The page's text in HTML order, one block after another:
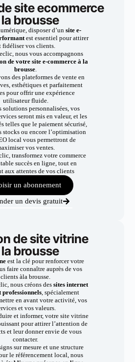
site ecommerce
brousse
disposer d’un site e-
est essentiel pour attirer
fidéliser vos clients.
nous vous accompagnons
de votre site e-commerce à la
brousse.
des plateformes de vente en
esthétiques et parfaitement
pour offrir une expérience
utilisateur fluide.
solutions personnalisées, vos
seront mis en valeur, et les
telles que le paiement sécurisé,
stocks ou encore l’optimisation
local vous permettront de
vos ventes.
transformez votre commerce
succès en ligne, tout en
aux attentes de vos clients
un abonnement
un devis gratuit
de site vitrine
brousse
est la clé pour renforcer votre
faire connaître auprès de vos
clients àla brousse.
nous créons dessites internet
professionnels, spécialement
en avant votre activité, vos
et vos valeurs.
et informer, votre site vitrine
pour attirer l’attention de
et leur donner envie de vous
contacter.
sur mesure et une structure
le référencement local, nous